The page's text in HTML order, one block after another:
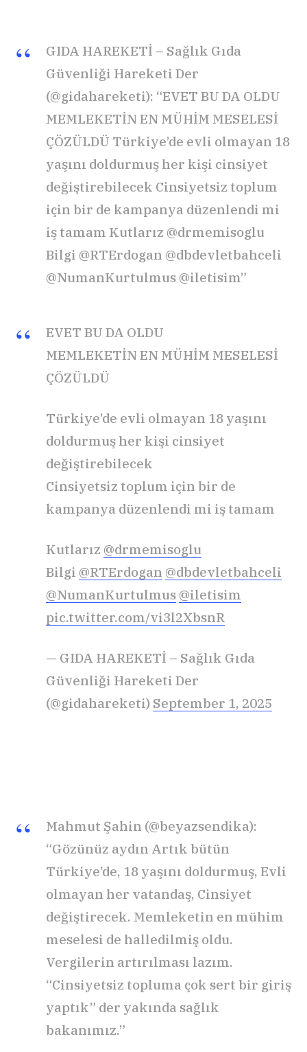
GIDA HAREKETİ – Sağlık Gıda
Güvenliği Hareketi Der
(@gidahareketi): “EVET BU DA OLDU
MEMLEKETİN EN MÜHİM MESELESİ
ÇÖZÜLDÜ Türkiye’de evli olmayan 18
yaşını doldurmuş her kişi cinsiyet
değiştirebilecek Cinsiyetsiz toplum
için bir de kampanya düzenlendi mi
iş tamam Kutlarız @drmemisoglu
Bilgi @RTErdogan @dbdevletbahceli
@NumanKurtulmus @iletisim”
EVET BU DA OLDU
MEMLEKETİN EN MÜHİM MESELESİ
ÇÖZÜLDÜ
Türkiye’de evli olmayan 18 yaşını
doldurmuş her kişi cinsiyet
değiştirebilecek
Cinsiyetsiz toplum için bir de
kampanya düzenlendi mi iş tamam
Kutlarız @drmemisoglu
Bilgi @RTErdogan @dbdevletbahceli
@NumanKurtulmus @iletisim
pic.twitter.com/vi3l2XbsnR
— GIDA HAREKETİ – Sağlık Gıda
Güvenliği Hareketi Der
(@gidahareketi) September 1, 2025
Mahmut Şahin (@beyazsendika):
“Gözünüz aydın Artık bütün
Türkiye’de, 18 yaşını doldurmuş, Evli
olmayan her vatandaş, Cinsiyet
değiştirecek. Memleketin en mühim
meselesi de halledilmiş oldu.
Vergilerin artırılması lazım.
“Cinsiyetsiz topluma çok sert bir giriş
yaptık” der yakında sağlık
bakanımız.”